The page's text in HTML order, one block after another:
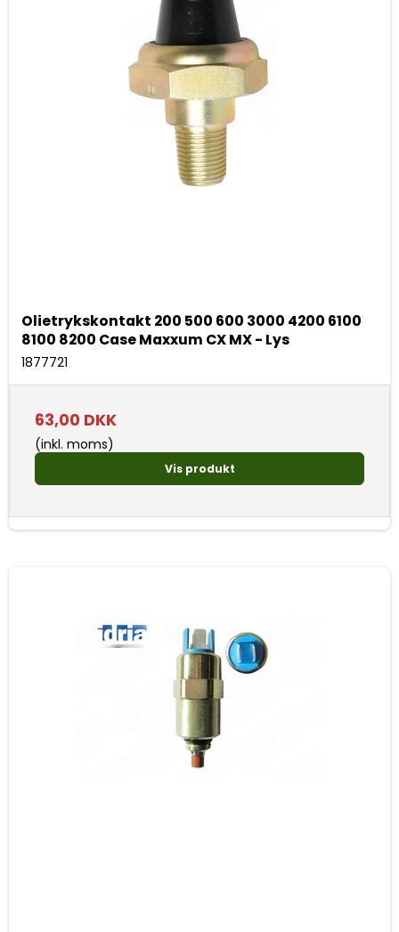
Olietrykskontakt 200 500 600 3000 4200 6100
8100 8200 Case Maxxum CX MX - Lys
1877721
63,00 DKK
(inkl. moms)
Vis produkt